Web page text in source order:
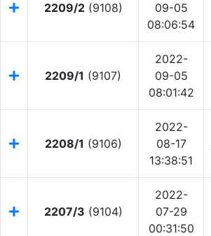
2209/2(9108)
09-05
08:06:54
2209/1 (9107)
2022-
09-05
08:01:42
2208/1 (9106)
2022-
08-17
13:38:51
2207/3 (9104)
2022-
07-29
00:31:50